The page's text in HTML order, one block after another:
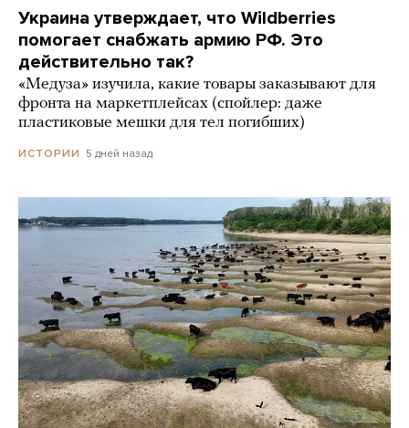
Украина утверждает, что Wildberries
помогает снабжать армию РФ. Это
действительно так?
«Медуза» изучила, какие товары заказывают для
фронта на маркетплейсах (спойлер: даже
пластиковые мешки для тел погибших)
ИСТОРИИ 5 дней назад